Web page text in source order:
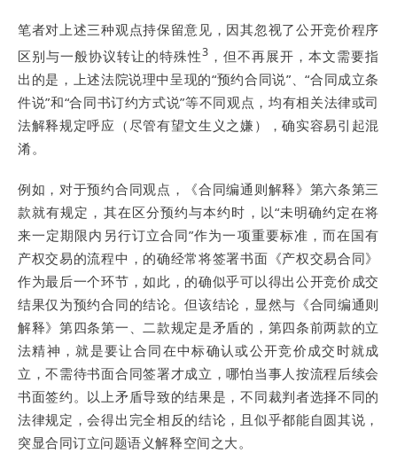
笔者对上述三种观点持保留意见，因其忽视了公开竞价程序
区别与一般协议转让的特殊性3 ，但不再展开，本文需要指
出的是，上述法院说理中呈现的“预约合同说”、“合同成立条
件说”和“合同书订约方式说”等不同观点，均有相关法律或司
法解释规定呼应（尽管有望文生义之嫌），确实容易引起混
淆。
例如，对于预约合同观点，《合同编通则解释》第六条第三
款就有规定，其在区分预约与本约时，以“未明确约定在将
来一定期限内另行订立合同”作为一项重要标准，而在国有
产权交易的流程中，的确经常将签署书面《产权交易合同》
作为最后一个环节，如此，的确似乎可以得出公开竞价成交
结果仅为预约合同的结论。但该结论，显然与《合同编通则
解释》第四条第一、二款规定是矛盾的，第四条前两款的立
法精神，就是要让合同在中标确认或公开竞价成交时就成
立，不需待书面合同签署才成立，哪怕当事人按流程后续会
书面签约。以上矛盾导致的结果是，不同裁判者选择不同的
法律规定，会得出完全相反的结论，且似乎都能自圆其说，
突显合同订立问题语义解释空间之大。